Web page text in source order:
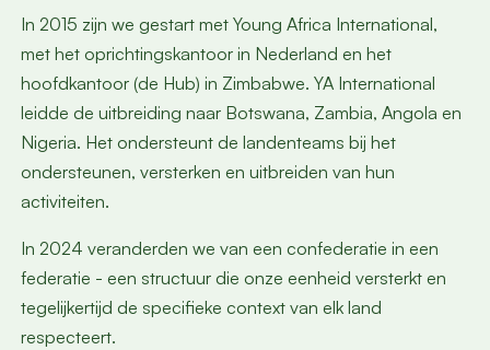
In 2015 zijn we gestart met Young Africa International,
met het oprichtingskantoor in Nederland en het
hoofdkantoor (de Hub) in Zimbabwe. YA International
leidde de uitbreiding naar Botswana, Zambia, Angola en
Nigeria. Het ondersteunt de landenteams bij het
ondersteunen, versterken en uitbreiden van hun
activiteiten.
In 2024 veranderden we van een confederatie in een
federatie - een structuur die onze eenheid versterkt en
tegelijkertijd de specifieke context van elk land
respecteert.